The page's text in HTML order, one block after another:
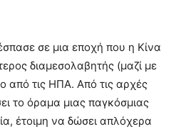
σε μια εποχή που η Κίνα
διαμεσολαβητής (μαζί με
από τις ΗΠΑ. Από τις αρχές
το όραμα μιας παγκόσμιας
έτοιμη να δώσει απλόχερα